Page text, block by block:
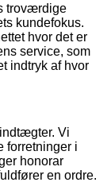
troværdige
kundefokus.
hvor det er
service, som
indtryk af hvor
Vi
forretninger i
honorar
en ordre.